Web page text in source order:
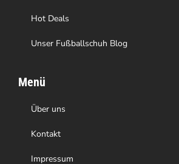
werden
Hot Deals
Unser Fußballschuh Blog
Menü
Über uns
Kontakt
Impressum